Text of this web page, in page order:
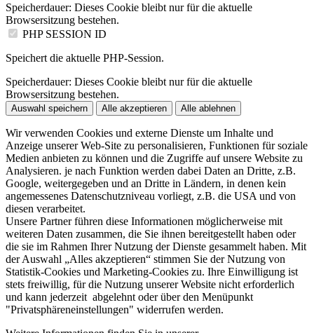
Speicherdauer: Dieses Cookie bleibt nur für die aktuelle
Browsersitzung bestehen.
PHP SESSION ID
Speichert die aktuelle PHP-Session.
Speicherdauer: Dieses Cookie bleibt nur für die aktuelle
Browsersitzung bestehen.
Auswahl speichern Alle akzeptieren Alle ablehnen
Wir verwenden Cookies und externe Dienste um Inhalte und
Anzeige unserer Web-Site zu personalisieren, Funktionen für soziale
Medien anbieten zu können und die Zugriffe auf unsere Website zu
Analysieren. je nach Funktion werden dabei Daten an Dritte, z.B.
Google, weitergegeben und an Dritte in Ländern, in denen kein
angemessenes Datenschutzniveau vorliegt, z.B. die USA und von
diesen verarbeitet.
Unsere Partner führen diese Informationen möglicherweise mit
weiteren Daten zusammen, die Sie ihnen bereitgestellt haben oder
die sie im Rahmen Ihrer Nutzung der Dienste gesammelt haben. Mit
der Auswahl „Alles akzeptieren“ stimmen Sie der Nutzung von
Statistik-Cookies und Marketing-Cookies zu. Ihre Einwilligung ist
stets freiwillig, für die Nutzung unserer Website nicht erforderlich
und kann jederzeit abgelehnt oder über den Menüpunkt
"Privatsphäreneinstellungen" widerrufen werden.